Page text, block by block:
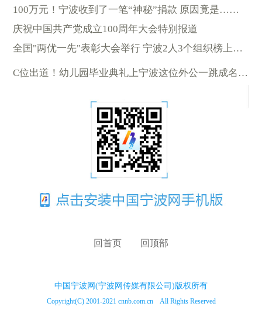
100万元！宁波收到了一笔“神秘”捐款 原因竟是……
庆祝中国共产党成立100周年大会特别报道
全国"两优一先"表彰大会举行 宁波2人3个组织榜上有名
C位出道！幼儿园毕业典礼上宁波这位外公一跳成名 视频火了
回首页 回顶部
中国宁波网(宁波网传媒有限公司)版权所有
Copyright(C) 2001-2021 cnnb.com.cn All Rights Reserved